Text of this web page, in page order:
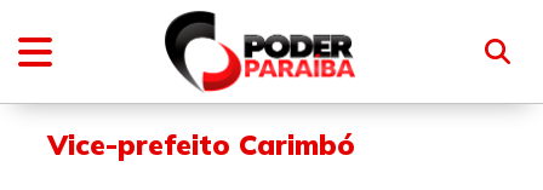
Vice-prefeito Carimbó